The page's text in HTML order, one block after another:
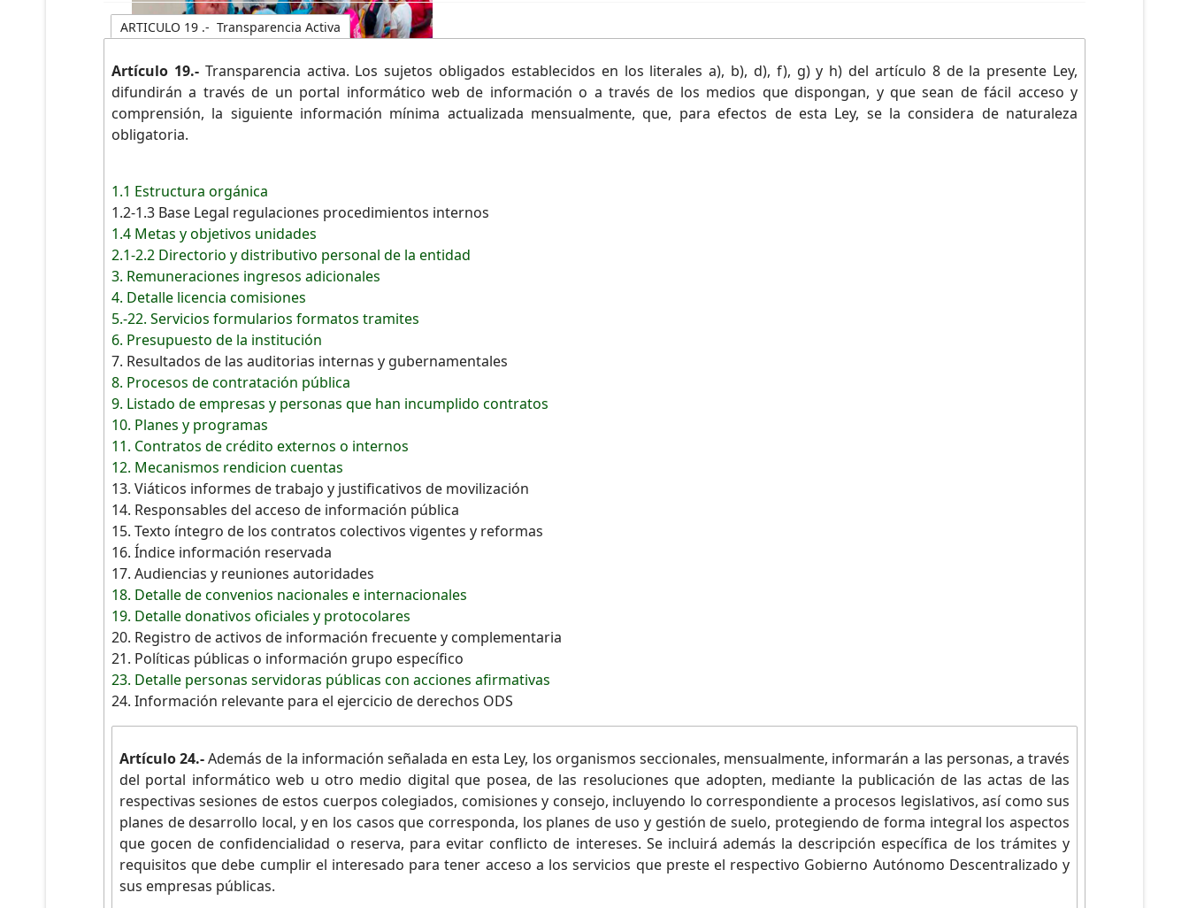
ARTICULO 19 .- Transparencia Activa
Artículo 19.- Transparencia activa. Los sujetos obligados establecidos en los literales a), b), d), f), g) y h) del artículo 8 de la presente Ley,
difundirán a través de un portal informático web de información o a través de los medios que dispongan, y que sean de fácil acceso y
comprensión, la siguiente información mínima actualizada mensualmente, que, para efectos de esta Ley, se la considera de naturaleza
obligatoria.
1.1 Estructura orgánica
1.2-1.3 Base Legal regulaciones procedimientos internos
1.4 Metas y objetivos unidades
2.1-2.2 Directorio y distributivo personal de la entidad
3. Remuneraciones ingresos adicionales
4. Detalle licencia comisiones
5.-22. Servicios formularios formatos tramites
6. Presupuesto de la institución
7. Resultados de las auditorias internas y gubernamentales
8. Procesos de contratación pública
9. Listado de empresas y personas que han incumplido contratos
10. Planes y programas
11. Contratos de crédito externos o internos
12. Mecanismos rendicion cuentas
13. Viáticos informes de trabajo y justificativos de movilización
14. Responsables del acceso de información pública
15. Texto íntegro de los contratos colectivos vigentes y reformas
16. Índice información reservada
17. Audiencias y reuniones autoridades
18. Detalle de convenios nacionales e internacionales
19. Detalle donativos oficiales y protocolares
20. Registro de activos de información frecuente y complementaria
21. Políticas públicas o información grupo específico
23. Detalle personas servidoras públicas con acciones afirmativas
24. Información relevante para el ejercicio de derechos ODS
Artículo 24.-Además de la información señalada en esta Ley, los organismos seccionales, mensualmente, informarán a las personas, a través
del portal informático web u otro medio digital que posea, de las resoluciones que adopten, mediante la publicación de las actas de las
respectivas sesiones de estos cuerpos colegiados, comisiones y consejo, incluyendo lo correspondiente a procesos legislativos, así como sus
planes de desarrollo local, y en los casos que corresponda, los planes de uso y gestión de suelo, protegiendo de forma integral los aspectos
que gocen de confidencialidad o reserva, para evitar conflicto de intereses. Se incluirá además la descripción específica de los trámites y
requisitos que debe cumplir el interesado para tener acceso a los servicios que preste el respectivo Gobierno Autónomo Descentralizado y
sus empresas públicas.